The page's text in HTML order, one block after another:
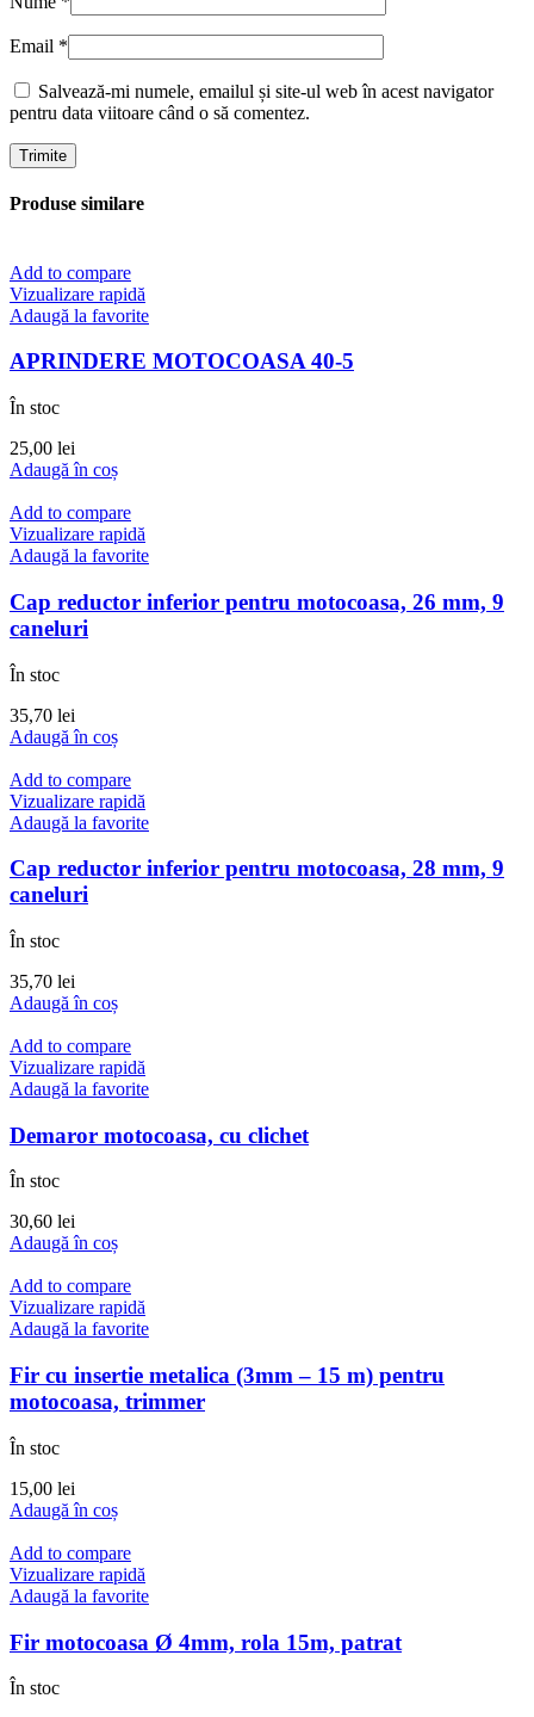
Email *
Salvează-mi numele, emailul și site-ul web în acest navigator
pentru data viitoare când o să comentez.
Produse similare
Add to compare
Vizualizare rapidă
Adaugă la favorite
APRINDERE MOTOCOASA 40-5
În stoc
25,00 lei
Adaugă în coș
Add to compare
Vizualizare rapidă
Adaugă la favorite
Cap reductor inferior pentru motocoasa, 26 mm, 9
caneluri
În stoc
35,70 lei
Adaugă în coș
Add to compare
Vizualizare rapidă
Adaugă la favorite
Cap reductor inferior pentru motocoasa, 28 mm, 9
caneluri
În stoc
35,70 lei
Adaugă în coș
Add to compare
Vizualizare rapidă
Adaugă la favorite
Demaror motocoasa, cu clichet
În stoc
30,60 lei
Adaugă în coș
Add to compare
Vizualizare rapidă
Adaugă la favorite
Fir cu insertie metalica (3mm – 15 m) pentru
motocoasa, trimmer
În stoc
15,00 lei
Adaugă în coș
Add to compare
Vizualizare rapidă
Adaugă la favorite
Fir motocoasa Ø 4mm, rola 15m, patrat
În stoc